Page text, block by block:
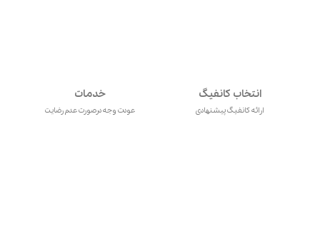
انتخاب کانفیگ
ارائه کانفیگ پیشنهادی
خدمات
عودت وجه درصورت عدم رضایت